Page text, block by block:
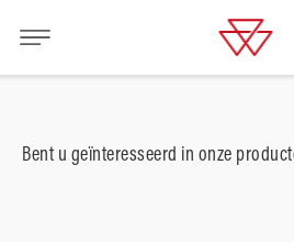
Bent u geïnteresseerd in onze